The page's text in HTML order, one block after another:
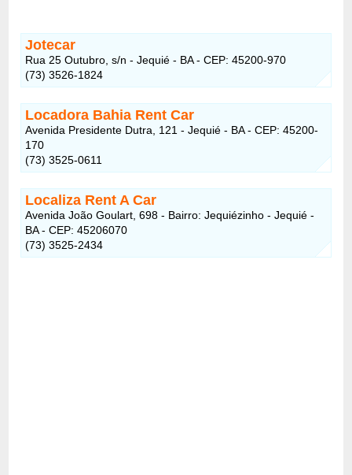
Jotecar
Rua 25 Outubro, s/n - Jequié - BA - CEP: 45200-970
(73) 3526-1824
Locadora Bahia Rent Car
Avenida Presidente Dutra, 121 - Jequié - BA - CEP: 45200-
170
(73) 3525-0611
Localiza Rent A Car
Avenida João Goulart, 698 - Bairro: Jequiézinho - Jequié -
BA - CEP: 45206070
(73) 3525-2434